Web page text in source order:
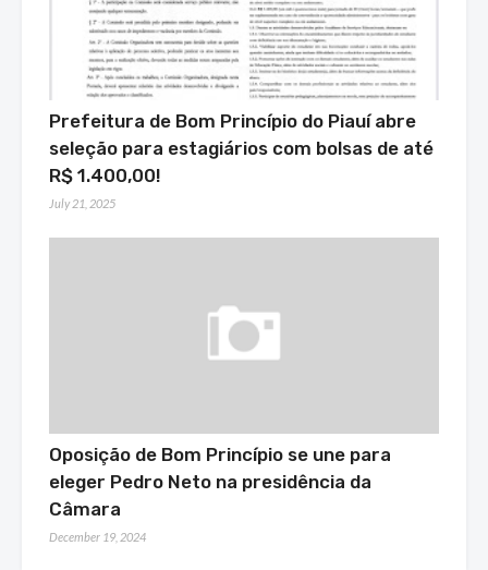
Prefeitura de Bom Princípio do Piauí abre
seleção para estagiários com bolsas de até
R$ 1.400,00!
July 21, 2025
Oposição de Bom Princípio se une para
eleger Pedro Neto na presidência da
Câmara
December 19, 2024